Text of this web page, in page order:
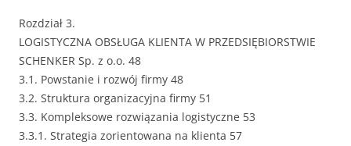
Rozdział 3.
LOGISTYCZNA OBSŁUGA KLIENTA W PRZEDSIĘBIORSTWIE
SCHENKER Sp. z o.o. 48
3.1. Powstanie i rozwój firmy 48
3.2. Struktura organizacyjna firmy 51
3.3. Kompleksowe rozwiązania logistyczne 53
3.3.1. Strategia zorientowana na klienta 57